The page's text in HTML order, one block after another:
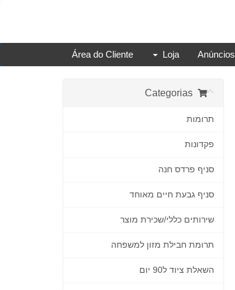
Área do Cliente Loja Anúncios
Categorias
תרומות
פקדונות
סניף פרדס חנה
סניף גבעת חיים מאוחד
שירותים כללי/שכירת מוצר
תרומת חבילת מזון למשפחה
השאלת ציוד ל90 יום